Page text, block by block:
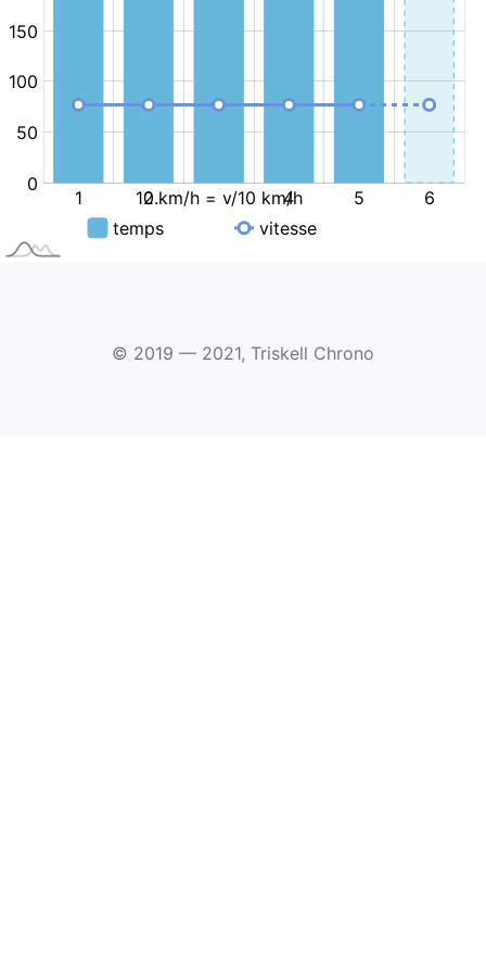
© 2019 — 2021, Triskell Chrono